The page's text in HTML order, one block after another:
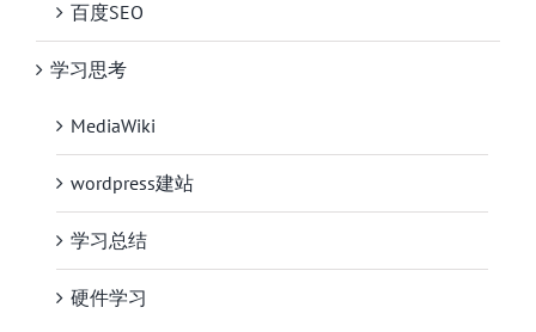
百度SEO
学习思考
MediaWiki
wordpress建站
学习总结
硬件学习